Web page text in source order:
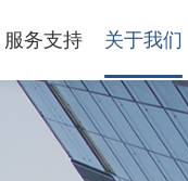
服务支持 关于我们